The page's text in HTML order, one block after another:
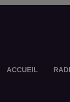
ACCUEIL